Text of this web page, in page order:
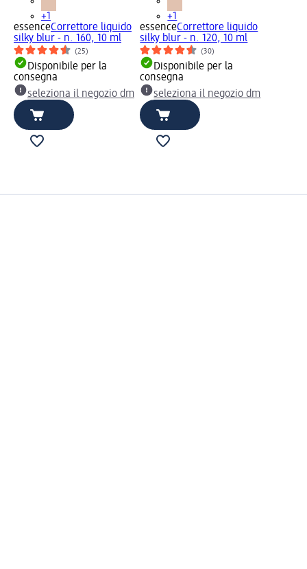
+1
essenceCorrettore liquido
silky blur - n. 160, 10 ml
(25)
Disponibile per la
consegna
seleziona il negozio dm
+1
essenceCorrettore liquido
silky blur - n. 120, 10 ml
(30)
Disponibile per la
consegna
seleziona il negozio dm